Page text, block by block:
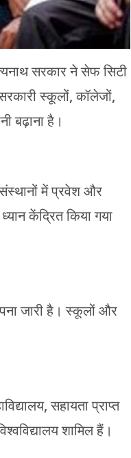
सरकार ने सेफ सिटी
स्कूलों, कॉलेजों,
बढ़ाना है।
में प्रवेश और
केंद्रित किया गया
जारी है। स्कूलों और
सहायता प्राप्त
शामिल हैं।